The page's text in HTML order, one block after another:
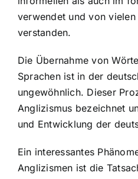
verwendet und von
verstanden.
Die Übernahme von
Sprachen ist in der
ungewöhnlich. Dieser
Anglizismus bezeichnet
und Entwicklung der
Ein interessantes
Anglizismen ist die